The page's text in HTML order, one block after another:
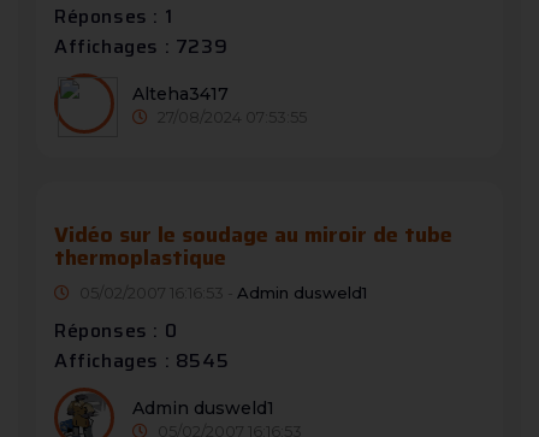
Réponses : 1
Affichages : 7239
Alteha3417
27/08/2024 07:53:55
Vidéo sur le soudage au miroir de tube
thermoplastique
05/02/2007 16:16:53 - Admin dusweld1
Réponses : 0
Affichages : 8545
Admin dusweld1
05/02/2007 16:16:53